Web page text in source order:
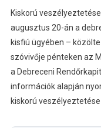
Kiskorú
augusztus 20-án a
kisfiú ügyében –
szóvivője pénteken az
a Debreceni
információk alapján
kiskorú